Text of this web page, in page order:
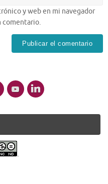
y web en mi navegador
comentario.
.